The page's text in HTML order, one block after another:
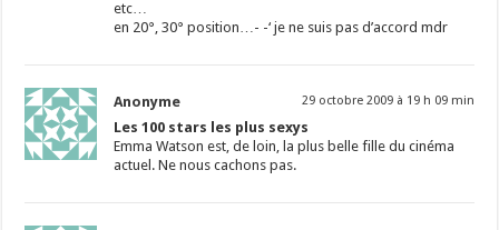
etc…
en 20°, 30° position…- -‘ je ne suis pas d’accord mdr
Anonyme 29 octobre 2009 à 19 h 09 min
Les 100 stars les plus sexys
Emma Watson est, de loin, la plus belle fille du cinéma
actuel. Ne nous cachons pas.